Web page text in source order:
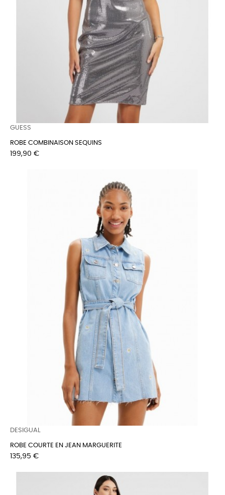
GUESS
ROBE COMBINAISON SEQUINS
Prix
199,90 €
DESIGUAL
ROBE COURTE EN JEAN MARGUERITE
Prix
135,95 €